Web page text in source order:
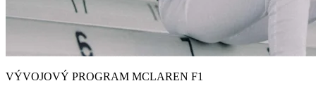
VÝVOJOVÝ PROGRAM MCLAREN F1